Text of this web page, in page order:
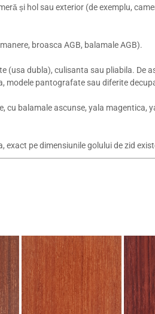
și hol sau exterior (de exemplu,
broasca AGB, balamale AGB).
dubla), culisanta sau pliabila. De
modele pantografate sau diferite
cu balamale ascunse, yala magentica,
pe dimensiunile golului de zid